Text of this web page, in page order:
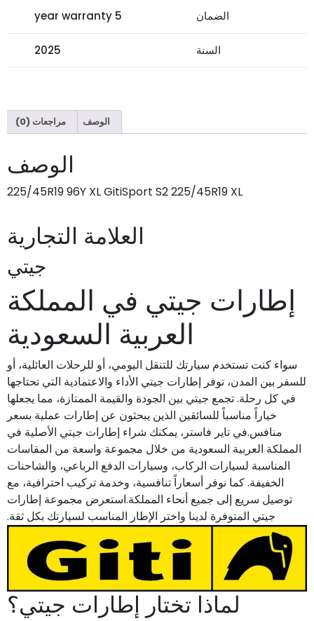
الضمان 5 year warranty
السنة 2025
الوصف مراجعات (0)
الوصف
225/45R19 96Y XL GitiSport S2 225/45R19 XL
العلامة التجارية
جيتي
إطارات جيتي في المملكة
العربية السعودية
سواء كنت تستخدم سيارتك للتنقل اليومي، أو للرحلات العائلية، أو
للسفر بين المدن، توفر إطارات جيتي الأداء والاعتمادية التي تحتاجها
في كل رحلة. تجمع جيتي بين الجودة والقيمة الممتازة، مما يجعلها
خياراً مناسباً للسائقين الذين يبحثون عن إطارات عملية بسعر
منافس.في تاير فاستر، يمكنك شراء إطارات جيتي الأصلية في
المملكة العربية السعودية من خلال مجموعة واسعة من المقاسات
المناسبة لسيارات الركاب، وسيارات الدفع الرباعي، والشاحنات
الخفيفة. كما نوفر أسعاراً تنافسية، وخدمة تركيب احترافية، مع
توصيل سريع إلى جميع أنحاء المملكة.استعرض مجموعة إطارات
جيتي المتوفرة لدينا واختر الإطار المناسب لسيارتك بكل ثقة.
لماذا تختار إطارات جيتي؟